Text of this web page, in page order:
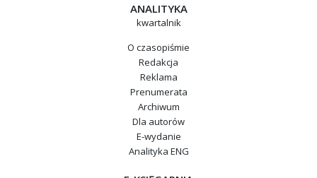
ANALITYKA
kwartalnik
O czasopiśmie
Redakcja
Reklama
Prenumerata
Archiwum
Dla autorów
E-wydanie
Analityka ENG